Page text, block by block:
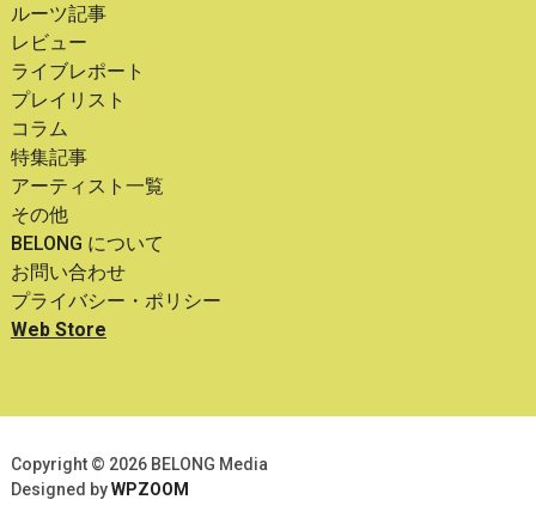
ルーツ記事
レビュー
ライブレポート
プレイリスト
コラム
特集記事
アーティスト一覧
その他
BELONG について
お問い合わせ
プライバシー・ポリシー
Web Store
Copyright © 2026 BELONG Media
Designed byWPZOOM